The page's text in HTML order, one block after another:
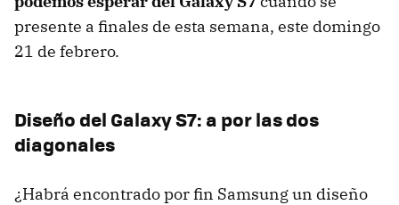
presente a finales de esta semana, este domingo
21 de febrero.
Diseño del Galaxy S7: a por las dos
diagonales
¿Habrá encontrado por fin Samsung un diseño